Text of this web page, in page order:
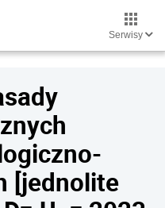
Serwisy
[jednolite